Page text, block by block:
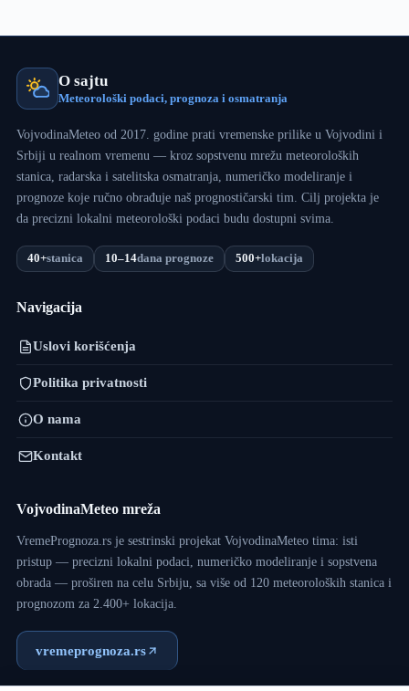
O sajtu
Meteorološki podaci, prognoza i osmatranja
VojvodinaMeteo od 2017. godine prati vremenske prilike u Vojvodini i
Srbiji u realnom vremenu — kroz sopstvenu mrežu meteoroloških
stanica, radarska i satelitska osmatranja, numeričko modeliranje i
prognoze koje ručno obrađuje naš prognostičarski tim. Cilj projekta je
da precizni lokalni meteorološki podaci budu dostupni svima.
40+stanica 10–14dana prognoze 500+lokacija
Navigacija
Uslovi korišćenja
Politika privatnosti
O nama
Kontakt
VojvodinaMeteo mreža
VremePrognoza.rs je sestrinski projekat VojvodinaMeteo tima: isti
pristup — precizni lokalni podaci, numeričko modeliranje i sopstvena
obrada — proširen na celu Srbiju, sa više od 120 meteoroloških stanica i
prognozom za 2.400+ lokacija.
vremeprognoza.rs